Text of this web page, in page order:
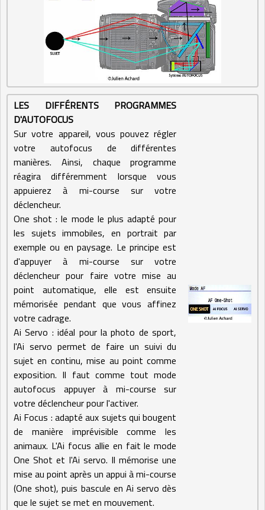
LES DIFFÉRENTS PROGRAMMES
D'AUTOFOCUS
Sur votre appareil, vous pouvez régler
votre autofocus de différentes
manières. Ainsi, chaque programme
réagira différemment lorsque vous
appuierez à mi-course sur votre
déclencheur.
One shot : le mode le plus adapté pour
les sujets immobiles, en portrait par
exemple ou en paysage. Le principe est
d'appuyer à mi-course sur votre
déclencheur pour faire votre mise au
point automatique, elle est ensuite
mémorisée pendant que vous affinez
votre cadrage.
Ai Servo : idéal pour la photo de sport,
l'Ai servo permet de faire un suivi du
sujet en continu, mise au point comme
exposition. Il faut comme tout mode
autofocus appuyer à mi-course sur
votre déclencheur pour l'activer.
Ai Focus : adapté aux sujets qui bougent
de manière imprévisible comme les
animaux. L'Ai focus allie en fait le mode
One Shot et l'Ai servo. Il mémorise une
mise au point après un appui à mi-course
(One shot), puis bascule en Ai servo dès
que le sujet se met en mouvement.